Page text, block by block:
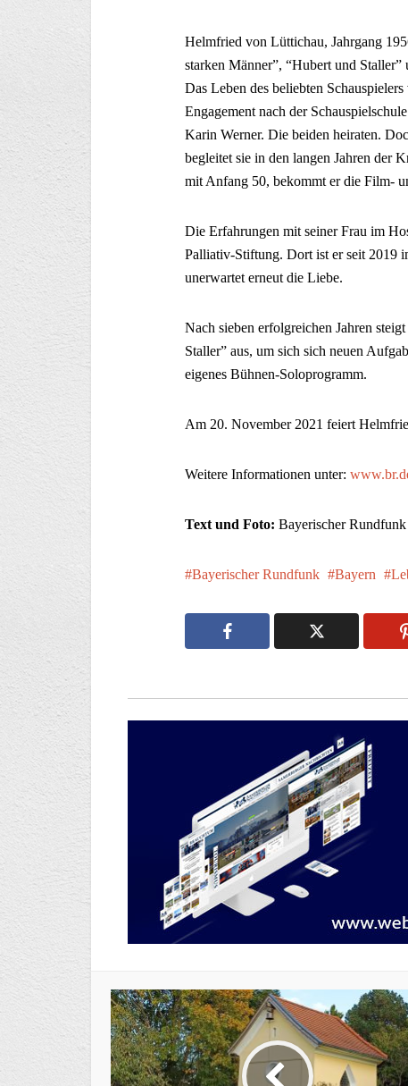
Helmfried von Lüttichau, Jahrgang
starken Männer”, “Hubert und
Das Leben des beliebten
Engagement nach der
Karin Werner. Die beiden heiraten.
begleitet sie in den langen Jahren der
mit Anfang 50, bekommt er die Film-
Die Erfahrungen mit seiner Frau im
Palliativ-Stiftung. Dort ist er seit 2019
unerwartet erneut die Liebe.
Nach sieben erfolgreichen Jahren
Staller” aus, um sich sich neuen
eigenes Bühnen-Soloprogramm.
Am 20. November 2021 feiert
Weitere Informationen unter:
Text und Foto: Bayerischer Rundfunk
Bayerischer Rundfunk Bayern